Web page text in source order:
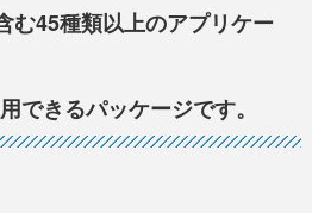
む45種類以上のアプリケー
できるパッケージです。